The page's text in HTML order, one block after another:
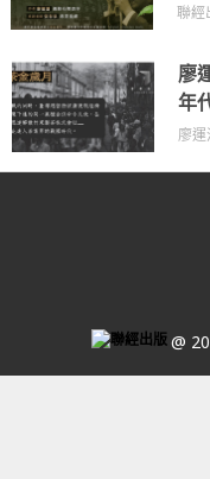
聯經
廖
年
廖運
@